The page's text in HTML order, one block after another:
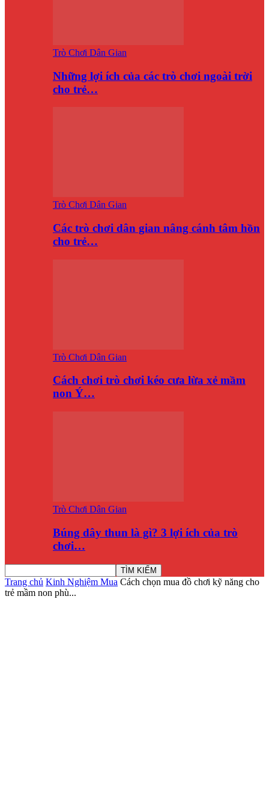
Trò Chơi Dân Gian
Những lợi ích của các trò chơi ngoài trời
cho trẻ…
Trò Chơi Dân Gian
Các trò chơi dân gian nâng cánh tâm hồn
cho trẻ…
Trò Chơi Dân Gian
Cách chơi trò chơi kéo cưa lừa xẻ mầm
non Ý…
Trò Chơi Dân Gian
Búng dây thun là gì? 3 lợi ích của trò
chơi…
Trang chủ Kinh Nghiệm Mua Cách chọn mua đồ chơi kỹ năng cho
trẻ mầm non phù...